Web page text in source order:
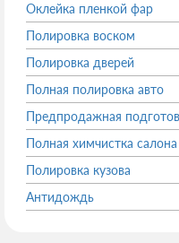
Оклейка пленкой фар
Полировка воском
Полировка дверей
Полная полировка авто
Предпродажная
Полная химчистка салона
Полировка кузова
Антидождь